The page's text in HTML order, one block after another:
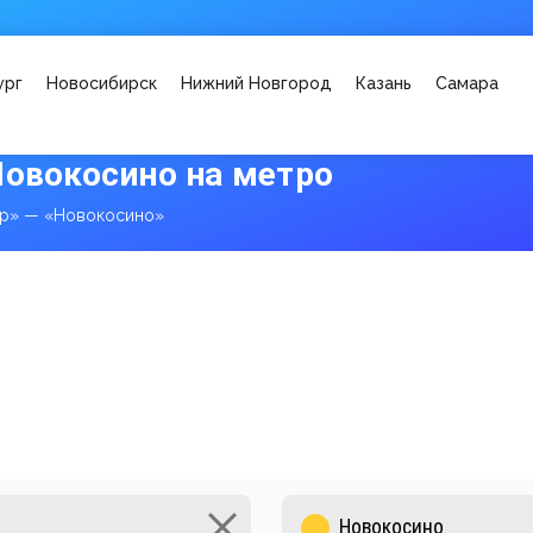
Новосибирск Нижний Новгород Казань Самара
на метро
— «Новокосино»